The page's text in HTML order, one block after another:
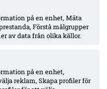
på en enhet, Mäta
Förstå målgrupper
av data från olika källor.
på en enhet,
reklam, Skapa profiler för
Malachowski/Stroud-tappen –
Valdemar Möller för dyr
1 Mkr via solidaritetsersättning från
utbetalning kan dröja år